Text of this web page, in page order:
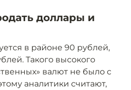
доллары и
в районе 90 рублей,
Такого высокого
валют не было с
аналитики считают,